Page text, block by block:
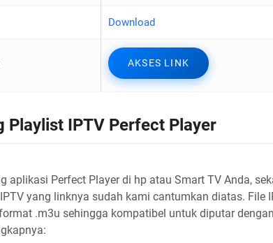
Download
AKSES LINK
Playlist IPTV Perfect Player
aplikasi Perfect Player di hp atau Smart TV Anda,
yang linknya sudah kami cantumkan diatas. File
.m3u sehingga kompatibel untuk diputar